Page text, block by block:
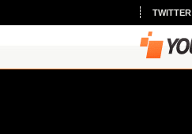
TWITTER